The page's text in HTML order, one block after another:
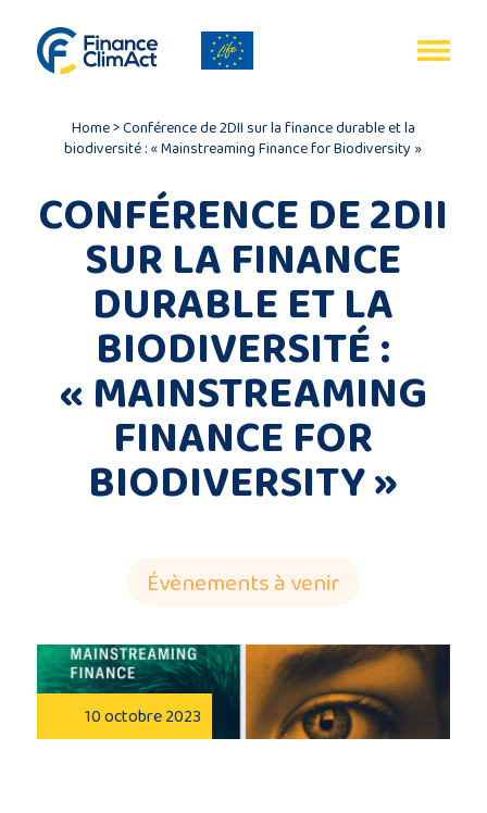
FR
programme
Membres
consortium
Home>Conférence de 2DII sur la finance durable et la
biodiversité : « Mainstreaming Finance for Biodiversity »
CONFÉRENCE DE 2DII
SUR LA FINANCE
DURABLE ET LA
BIODIVERSITÉ :
« MAINSTREAMING
FINANCE FOR
BIODIVERSITY »
Évènements à venir
10 octobre 2023